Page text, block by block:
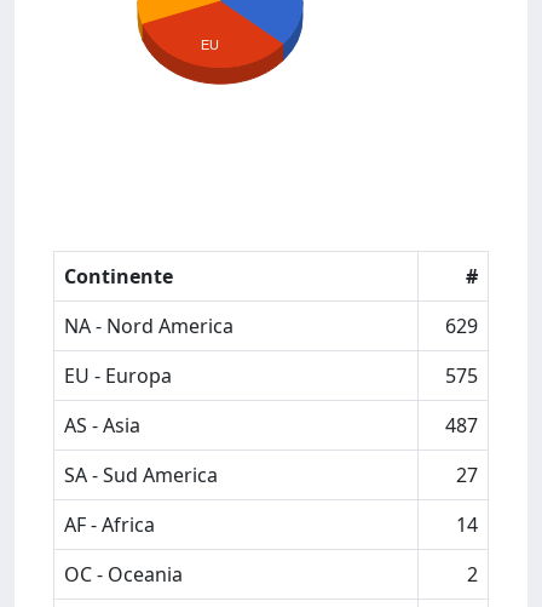
EU
Continente
#
NA - Nord America
629
EU - Europa
575
AS - Asia
487
SA - Sud America
27
AF - Africa
14
OC - Oceania
2